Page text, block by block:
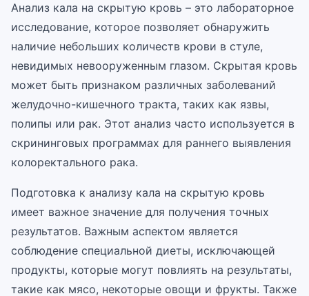
Анализ кала на скрытую кровь – это лабораторное
исследование, которое позволяет обнаружить
наличие небольших количеств крови в стуле,
невидимых невооруженным глазом. Скрытая кровь
может быть признаком различных заболеваний
желудочно-кишечного тракта, таких как язвы,
полипы или рак. Этот анализ часто используется в
скрининговых программах для раннего выявления
колоректального рака.
Подготовка к анализу кала на скрытую кровь
имеет важное значение для получения точных
результатов. Важным аспектом является
соблюдение специальной диеты, исключающей
продукты, которые могут повлиять на результаты,
такие как мясо, некоторые овощи и фрукты. Также